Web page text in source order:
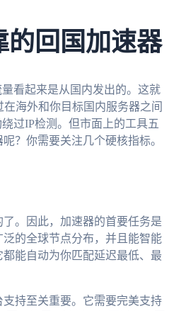
的回国加速器
看起来是从国内发出的。这就
海外和你目标国内服务器之间
过IP检测。但市面上的工具五
？你需要关注几个硬核指标。
。因此，加速器的首要任务是
的全球节点分布，并且能智能
能自动为你匹配延迟最低、最
持至关重要。它需要完美支持